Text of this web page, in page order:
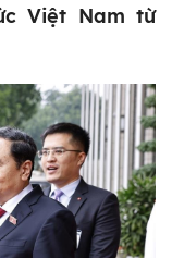
Việt Nam từ